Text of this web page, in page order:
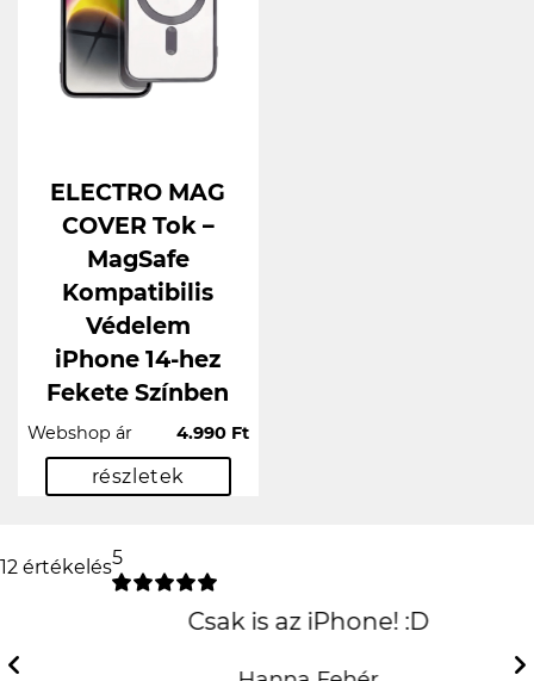
ELECTRO MAG
COVER Tok –
MagSafe
Kompatibilis
Védelem
iPhone 14-hez
Fekete Színben
Webshop ár 4.990 Ft
részletek
12 értékelés5
Csak is az iPhone!
Previous